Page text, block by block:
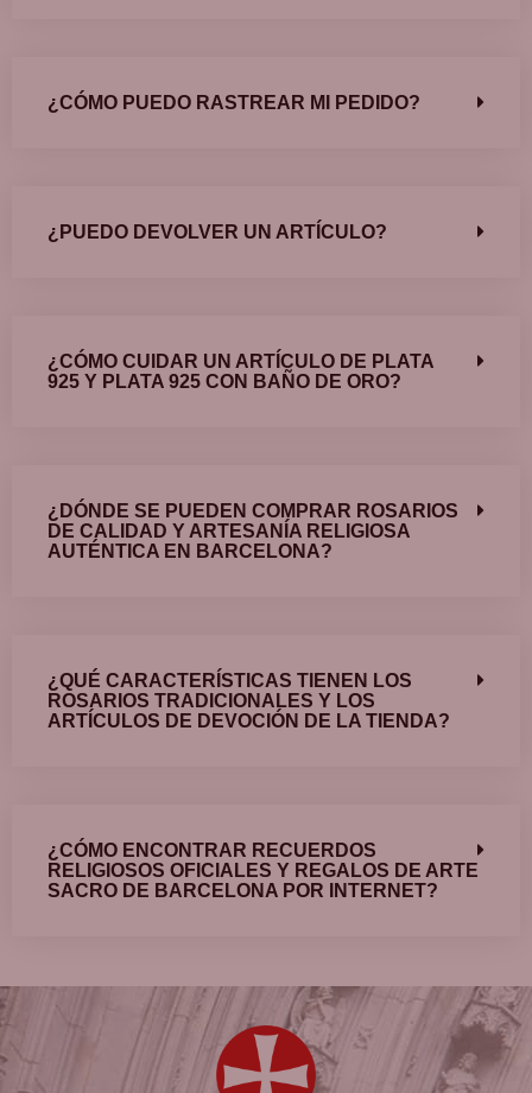
¿CÓMO PUEDO RASTREAR MI PEDIDO?
¿PUEDO DEVOLVER UN ARTÍCULO?
¿CÓMO CUIDAR UN ARTÍCULO DE PLATA
925 Y PLATA 925 CON BAÑO DE ORO?
¿DÓNDE SE PUEDEN COMPRAR ROSARIOS
DE CALIDAD Y ARTESANÍA RELIGIOSA
AUTÉNTICA EN BARCELONA?
¿QUÉ CARACTERÍSTICAS TIENEN LOS
ROSARIOS TRADICIONALES Y LOS
ARTÍCULOS DE DEVOCIÓN DE LA TIENDA?
¿CÓMO ENCONTRAR RECUERDOS
RELIGIOSOS OFICIALES Y REGALOS DE ARTE
SACRO DE BARCELONA POR INTERNET?